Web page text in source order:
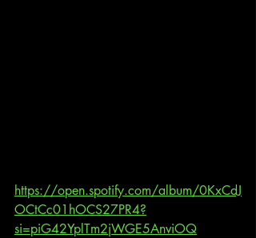
https://open.spotify.com/album/0KxCdJ
OCtCc01hOCS27PR4?
si=piG42YplTm2jWGE5AnviOQ